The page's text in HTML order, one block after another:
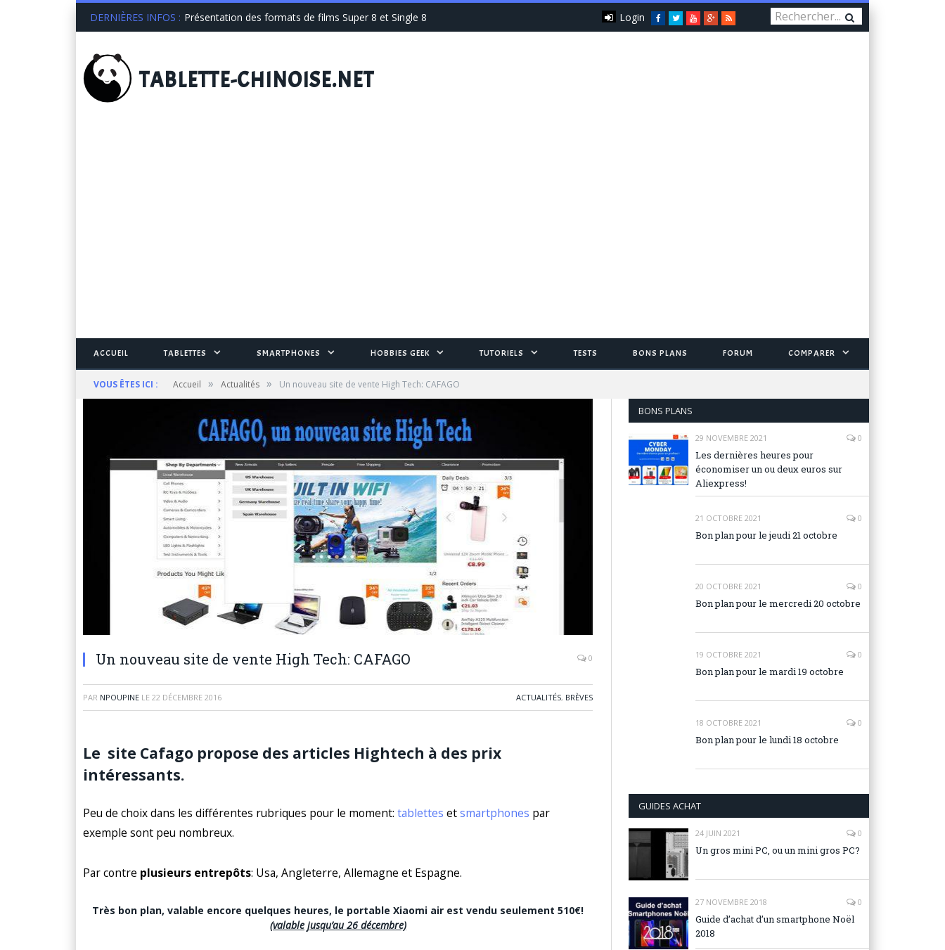
DERNIÈRES INFOS : Présentation des formats de films Super 8 et Single 8 Facebook
TwitterYou
Tube
Google+
RSS
Login
TABLETTE-CHINOISE.NET
ACCUEIL TABLETTES SMARTPHONES HOBBIES GEEK TUTORIELS TESTS BONS PLANS FORUM COMPARER
VOUS ÊTES ICI : Accueil » Actualités » Un nouveau site de vente High Tech: CAFAGO
Un nouveau site de vente High Tech: CAFAGO 0
PAR NPOUPINE LE 22 DÉCEMBRE 2016 ACTUALITÉS, BRÈVES
Le site Cafago propose des articles Hightech à des prix
intéressants.
Peu de choix dans les différentes rubriques pour le moment: tablettes etsmartphones par
exemple sont peu nombreux.
Par contre plusieurs entrepôts: Usa, Angleterre, Allemagne et Espagne.
Très bon plan, valable encore quelques heures, le portable Xiaomi air est vendu seulement510€!
(valable jusqu’au 26 décembre)
BONS PLANS
29 NOVEMBRE 2021 0
Les dernières heures pour
économiser un ou deux euros sur
Aliexpress!
21 OCTOBRE 2021 0
Bon plan pour le jeudi 21 octobre
20 OCTOBRE 2021 0
Bon plan pour le mercredi 20 octobre
19 OCTOBRE 2021 0
Bon plan pour le mardi 19 octobre
18 OCTOBRE 2021 0
Bon plan pour le lundi 18 octobre
GUIDES ACHAT
24 JUIN 2021 0
Un gros mini PC, ou un mini gros PC?
27 NOVEMBRE 2018 0
Guide d’achat d’un smartphone Noël
2018